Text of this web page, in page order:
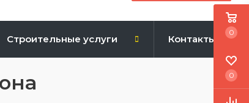
Строительные услуги Контакты
0
0